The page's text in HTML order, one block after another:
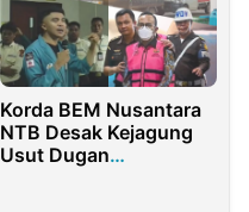
Korda BEM Nusantara
NTB Desak Kejagung
Usut Dugan